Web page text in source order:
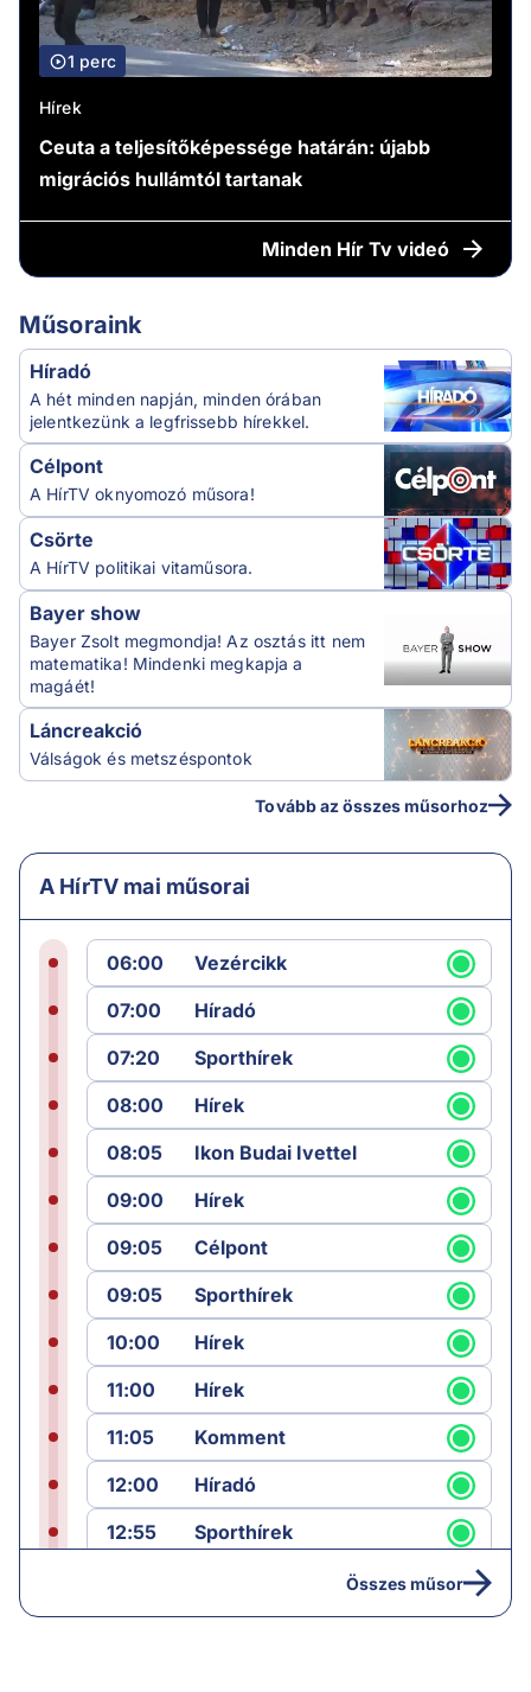
1 perc
Hírek
Ceuta a teljesítőképessége határán: újabb
migrációs hullámtól tartanak
Minden Hír Tv videó
Műsoraink
Híradó
A hét minden napján, minden órában
jelentkezünk a legfrissebb hírekkel.
Célpont
A HírTV oknyomozó műsora!
Csörte
A HírTV politikai vitaműsora.
Bayer show
Bayer Zsolt megmondja! Az osztás itt nem
matematika! Mindenki megkapja a
magáét!
Láncreakció
Válságok és metszéspontok
Tovább az összes műsorhoz
A HírTV mai műsorai
06:00
Vezércikk
07:00
Híradó
07:20
Sporthírek
08:00
Hírek
08:05
Ikon Budai Ivettel
09:00
Hírek
09:05
Célpont
09:05
Sporthírek
10:00
Hírek
11:00
Hírek
11:05
Komment
12:00
Híradó
12:55
Sporthírek
Összes műsor